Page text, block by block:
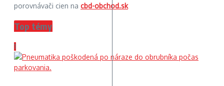
porovnávači cien na cbd-obchod.sk
Top témy
1